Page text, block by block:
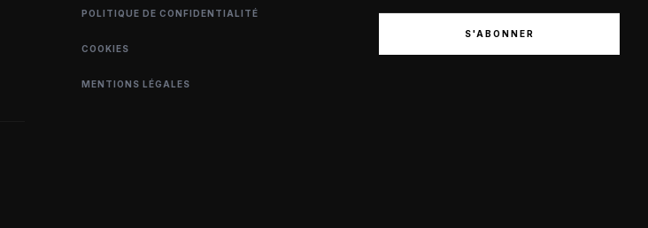
POLITIQUE DE CONFIDENTIALITÉ
COOKIES
MENTIONS LÉGALES
S'ABONNER